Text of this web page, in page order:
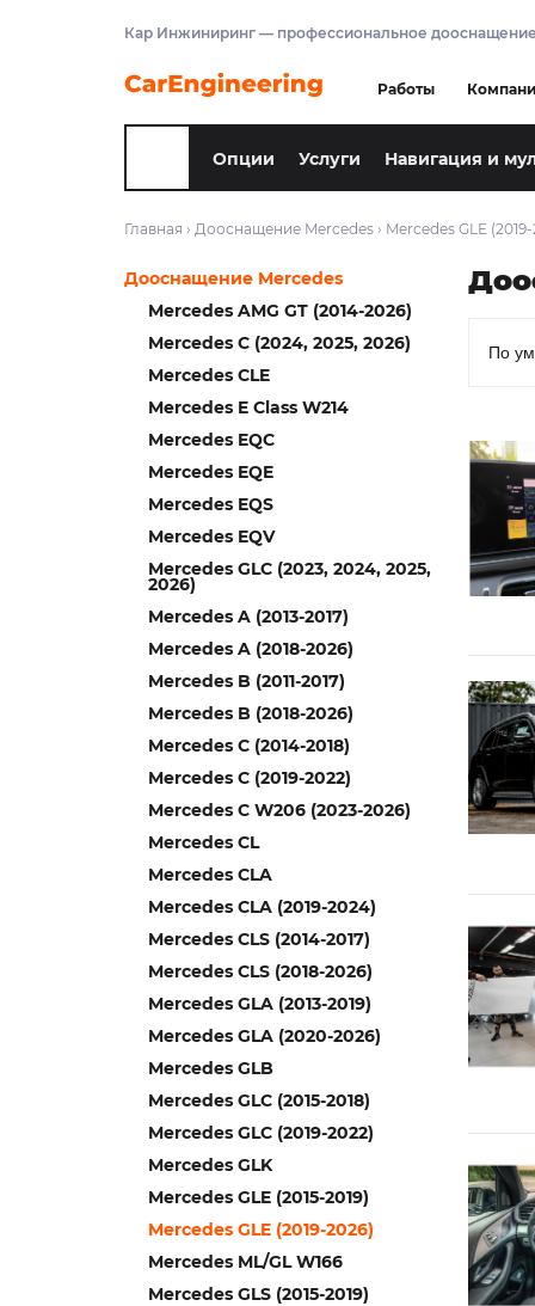
Кар Инжиниринг — профессиональное
Работы
Опции Услуги Навигация и
Главная › Дооснащение Mercedes › Mercedes GLE
Дооснащение Mercedes
Mercedes AMG GT (2014-2026)
Mercedes C (2024, 2025, 2026)
Mercedes CLE
Mercedes E Class W214
Mercedes EQC
Mercedes EQE
Mercedes EQS
Mercedes EQV
Mercedes GLC (2023, 2024, 2025,
2026)
Mercedes A (2013-2017)
Mercedes A (2018-2026)
Mercedes B (2011-2017)
Mercedes B (2018-2026)
Mercedes C (2014-2018)
Mercedes C (2019-2022)
Mercedes C W206 (2023-2026)
Mercedes CL
Mercedes CLA
Mercedes CLA (2019-2024)
Mercedes CLS (2014-2017)
Mercedes CLS (2018-2026)
Mercedes GLA (2013-2019)
Mercedes GLA (2020-2026)
Mercedes GLB
Mercedes GLC (2015-2018)
Mercedes GLC (2019-2022)
Mercedes GLK
Mercedes GLE (2015-2019)
Mercedes GLE (2019-2026)
Mercedes ML/GL W166
Mercedes GLS (2015-2019)